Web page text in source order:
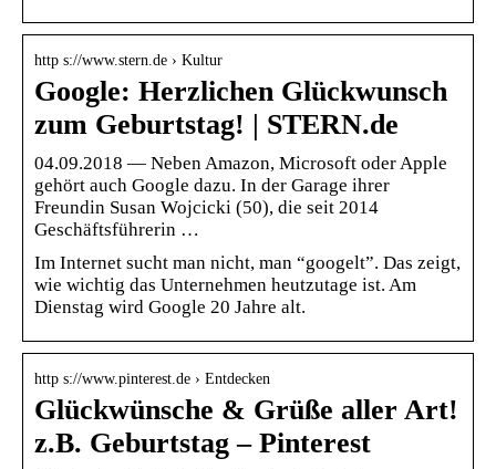
http s://www.stern.de › Kultur
Google: Herzlichen Glückwunsch
zum Geburtstag! | STERN.de
04.09.2018 — Neben Amazon, Microsoft oder Apple
gehört auch Google dazu. In der Garage ihrer
Freundin Susan Wojcicki (50), die seit 2014
Geschäftsführerin …
Im Internet sucht man nicht, man “googelt”. Das zeigt,
wie wichtig das Unternehmen heutzutage ist. Am
Dienstag wird Google 20 Jahre alt.
http s://www.pinterest.de › Entdecken
Glückwünsche & Grüße aller Art!
z.B. Geburtstag – Pinterest